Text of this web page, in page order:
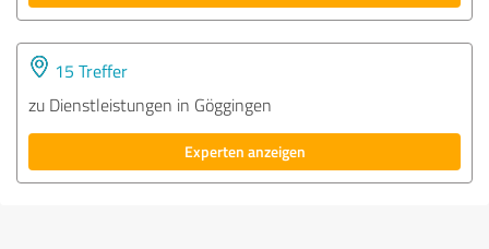
15 Treffer
zu Dienstleistungen in Göggingen
Experten anzeigen